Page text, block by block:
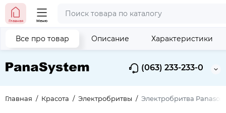
(063) 233-233-0
Главная Меню
Главная Красота Электробритвы Электробритва
Все про товар Описание Характеристики